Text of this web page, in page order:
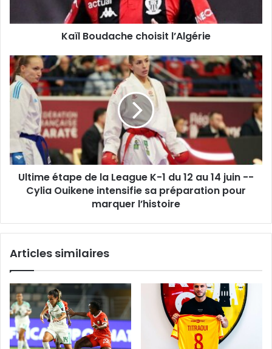
Kaïl Boudache choisit l’Algérie
Ultime
étape
de
la
League
1
du
12
-
Ouikene
préparation
pour
marquer
l’histoire
Ultime étape de la League K-1 du 12 au 14 juin --
Cylia Ouikene intensifie sa préparation pour
marquer l’histoire
Articles similaires